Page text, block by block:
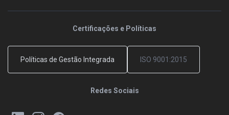
Certificações e Políticas
Políticas de Gestão Integrada ISO 9001:2015
Redes Sociais